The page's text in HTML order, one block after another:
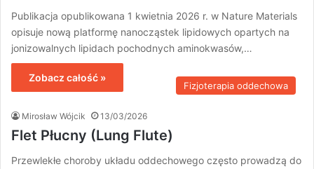
Publikacja opublikowana 1 kwietnia 2026 r. w Nature Materials
opisuje nową platformę nanocząstek lipidowych opartych na
jonizowalnych lipidach pochodnych aminokwasów,…
Zobacz całość »
Fizjoterapia oddechowa
Mirosław Wójcik 13/03/2026
Flet Płucny (Lung Flute)
Przewlekłe choroby układu oddechowego często prowadzą do